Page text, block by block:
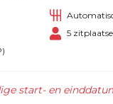
5
start- en